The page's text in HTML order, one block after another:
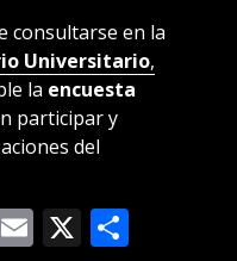
consultarse en la
Universitario,
la encuesta
participar y
del
Email
X